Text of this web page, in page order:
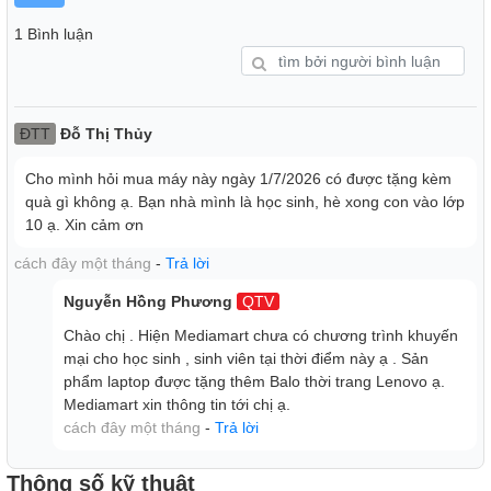
Laptop Lenovo IdeaPad Slim 3 14ARP10 83K600E6VN sử
1 Bình luận
ĐTT Đỗ Thị Thủy
Cho mình hỏi mua máy này ngày 1/7/2026 có được tặng kèm
quà gì không ạ. Bạn nhà mình là học sinh, hè xong con vào lớp
10 ạ. Xin cảm ơn
cách đây một tháng - Trả lời
Nguyễn Hồng Phương
QTV
Chào chị . Hiện Mediamart chưa có chương trình khuyến
mại cho học sinh , sinh viên tại thời điểm này ạ . Sản
phẩm laptop được tặng thêm Balo thời trang Lenovo ạ.
Mediamart xin thông tin tới chị ạ.
cách đây một tháng - Trả lời
Thông số kỹ thuật